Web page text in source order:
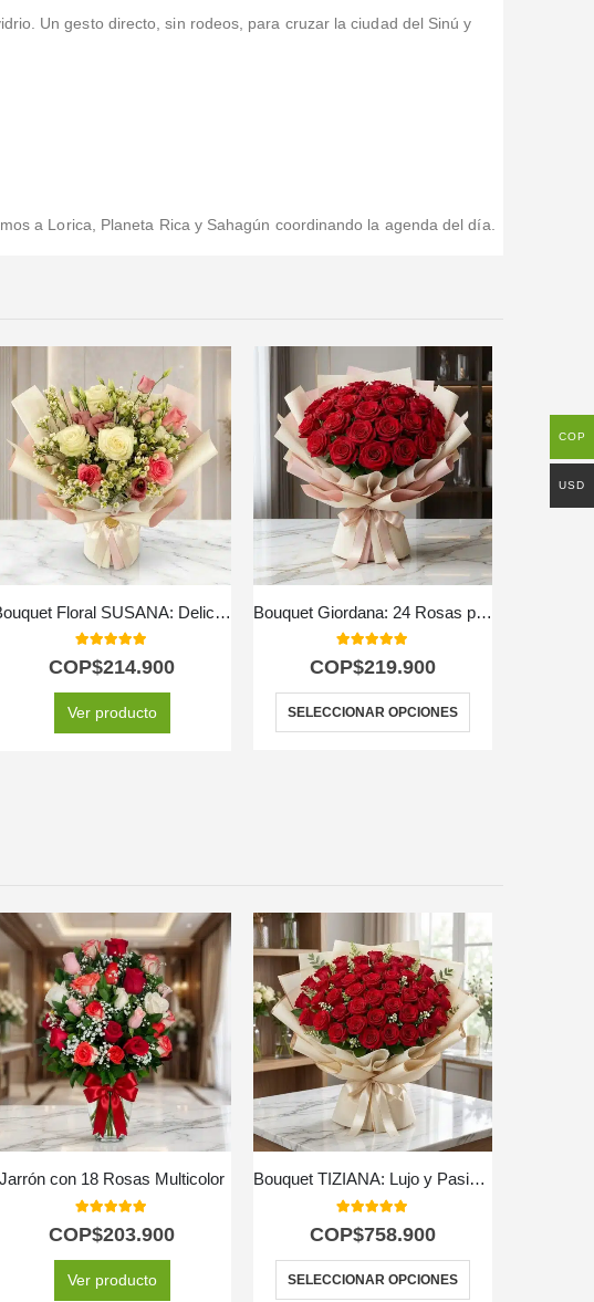
Un gesto directo, sin rodeos, para cruzar la ciudad del Sinú y
a Lorica, Planeta Rica y Sahagún coordinando la agenda del día.
Bouquet Floral SUSANA: Delicadeza en Rosas y Astromelias 🌿
5.00
COP$214.900
Ver producto
Bouquet Giordana: 24 Rosas para una Ocasión Especial 🌹
5.00
COP$219.900
SELECCIONAR OPCIONES
Jarrón con 18 Rosas Multicolor
COP$203.900
Ver producto
Bouquet TIZIANA: Lujo y Pasión en 80 Rosas Premium 🌹
COP$758.900
SELECCIONAR OPCIONES
COP
USD